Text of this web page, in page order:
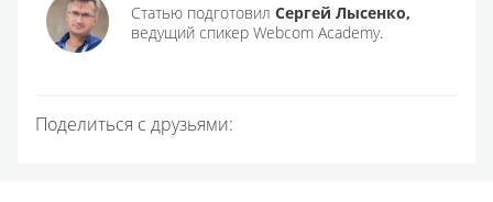
Статью подготовил Сергей Лысенко,
ведущий спикер Webcom Academy.
Поделиться с друзьями: